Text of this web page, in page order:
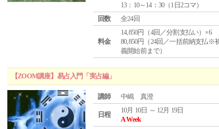
13：10～14：30（1日2コマ）
回数
全24回
料金
14,850円（4回／分割支払い）×6
80,850円（24回／一括前納支払※
義開始前まで）
【ZOOM講座】易占入門「実占編」
講師 中嶋 真澄
日程
10月 10日 ～ 12月 19日
A Week